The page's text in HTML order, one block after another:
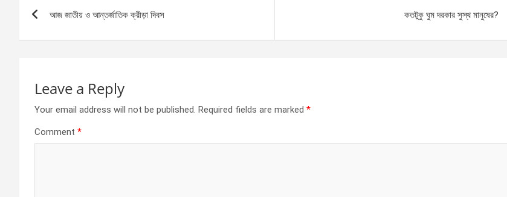
o
g
A
navigation
আজ জাতীয় ও আন্তর্জাতিক ক্রীড়া দিবস কতটুকু ঘুম দরকার সুস্থ মানুষের?
Leave a Reply
Your email address will not be published. Required fields are marked *
Comment *